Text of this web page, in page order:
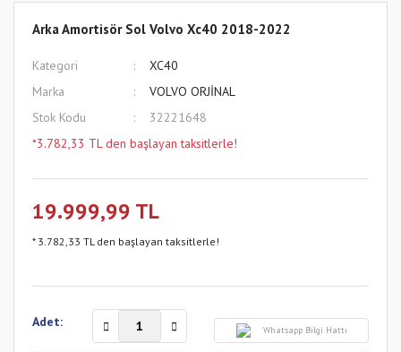
Arka Amortisör Sol Volvo Xc40 2018-2022
Kategori
XC40
Marka
VOLVO ORJİNAL
Stok Kodu
32221648
*3.782,33 TL den başlayan taksitlerle!
19.999,99 TL
* 3.782,33 TL den başlayan taksitlerle!
Adet:
Whatsapp Bilgi Hattı